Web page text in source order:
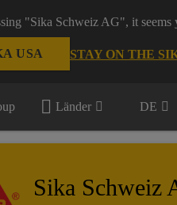
"Sika Schweiz AG", it
USA STAY ON THE
Länder DE
Sika Schweiz